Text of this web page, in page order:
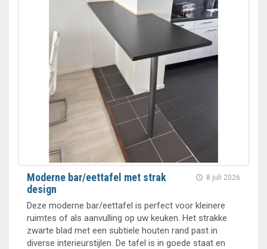
8 juli 2026
Moderne bar/eettafel met strak
design
Deze moderne bar/eettafel is perfect voor kleinere
ruimtes of als aanvulling op uw keuken. Het strakke
zwarte blad met een subtiele houten rand past in
diverse interieurstijlen. De tafel is in goede staat en